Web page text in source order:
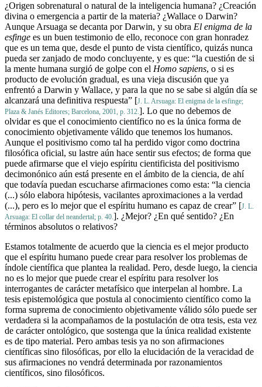
¿Origen sobrenatural o natural de la inteligencia humana? ¿Creación
divina o emergencia a partir de la materia? ¿Wallace o Darwin?
Aunque Arsuaga se decanta por Darwin, y su obra El enigma de la
esfinge es un buen testimonio de ello, reconoce con gran honradez
que es un tema que, desde el punto de vista científico, quizás nunca
pueda ser zanjado de modo concluyente, y es que: “la cuestión de si
la mente humana surgió de golpe con el Homo sapiens, o si es
producto de evolución gradual, es una vieja discusión que ya
enfrentó a Darwin y Wallace, y para la que no se sabe si algún día se
alcanzará una definitiva respuesta” [J. L. Arsuaga: El enigma de la esfinge;
Plaza & Janés Editores; Barcelona, 2001, p. 312.]. Lo que no debemos de
olvidar es que el conocimiento científico no es la única forma de
conocimiento objetivamente válido que tenemos los humanos.
Aunque el positivismo como tal ha perdido vigor como doctrina
filosófica oficial, su lastre aún hace sentir sus efectos; de forma que
puede afirmarse que el viejo espíritu cientificista del positivismo
decimonónico aún está presente en el ámbito de la ciencia, de ahí
que todavía puedan escucharse afirmaciones como esta: “la ciencia
(...) sólo elabora hipótesis, vacilantes aproximaciones a la verdad
(...), pero es lo mejor que el espíritu humano es capaz de crear” [J. L.
Arsuaga: El collar del neandertal; p. 40.]. ¿Mejor? ¿En qué sentido? ¿En
términos absolutos o relativos?
Estamos totalmente de acuerdo que la ciencia es el mejor producto
que el espíritu humano puede crear para resolver los problemas de
índole científica que plantea la realidad. Pero, desde luego, la ciencia
no es lo mejor que puede crear el espíritu para resolver los
interrogantes de carácter metafísico que interpelan al hombre. La
tesis epistemológica que postula al conocimiento científico como la
forma suprema de conocimiento objetivamente válido sólo puede ser
verdadera si la acompañamos de la postulación de otra tesis, esta vez
de carácter ontológico, que sostenga que la única realidad existente
es de tipo material. Pero ambas tesis ya no son afirmaciones
científicas sino filosóficas, por ello la elucidación de la veracidad de
sus afirmaciones no vendrá determinada por razonamientos
científicos, sino filosóficos.